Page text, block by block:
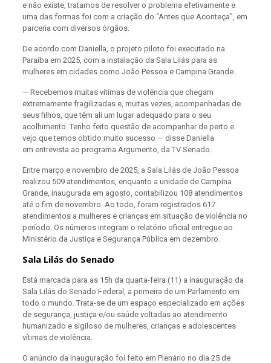
e não existe, tratamos de resolver o problema efetivamente e
uma das formas foi com a criação do “Antes que Aconteça”, em
parceria com diversos órgãos.
De acordo com Daniella, o projeto piloto foi executado na
Paraíba em 2025, com a instalação da Sala Lilás para as
mulheres em cidades como João Pessoa e Campina Grande.
— Recebemos muitas vítimas de violência que chegam
extremamente fragilizadas e, muitas vezes, acompanhadas de
seus filhos, que têm ali um lugar adequado para o seu
acolhimento. Tenho feito questão de acompanhar de perto e
vejo que temos obtido muito sucesso — disse Daniella
em entrevista ao programa Argumento, da TV Senado.
Entre março e novembro de 2025, a Sala Lilás de João Pessoa
realizou 509 atendimentos, enquanto a unidade de Campina
Grande, inaugurada em agosto, contabilizou 108 atendimentos
até o fim de novembro. Ao todo, foram registrados 617
atendimentos a mulheres e crianças em situação de violência no
período. Os números integram o relatório oficial entregue ao
Ministério da Justiça e Segurança Pública em dezembro.
Sala Lilás do Senado
Está marcada para as 15h da quarta-feira (11) a inauguração da
Sala Lilás do Senado Federal, a primeira de um Parlamento em
todo o mundo. Trata-se de um espaço especializado em ações
de segurança, justiça e/ou saúde voltadas ao atendimento
humanizado e sigiloso de mulheres, crianças e adolescentes
vítimas de violência.
O anúncio da inauguração foi feito em Plenário no dia 25 de